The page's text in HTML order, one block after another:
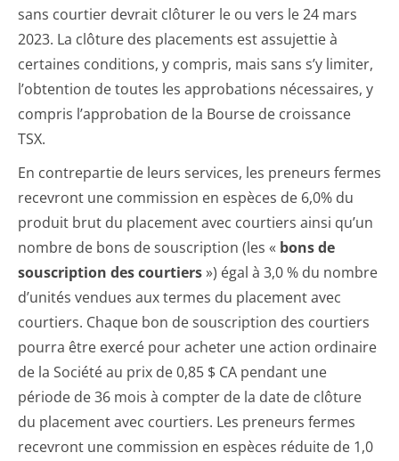
sans courtier devrait clôturer le ou vers le 24 mars
2023. La clôture des placements est assujettie à
certaines conditions, y compris, mais sans s’y limiter,
l’obtention de toutes les approbations nécessaires, y
compris l’approbation de la Bourse de croissance
TSX.
En contrepartie de leurs services, les preneurs fermes
recevront une commission en espèces de 6,0% du
produit brut du placement avec courtiers ainsi qu’un
nombre de bons de souscription (les « bons de
souscription des courtiers») égal à 3,0 % du nombre
d’unités vendues aux termes du placement avec
courtiers. Chaque bon de souscription des courtiers
pourra être exercé pour acheter une action ordinaire
de la Société au prix de 0,85 $ CA pendant une
période de 36 mois à compter de la date de clôture
du placement avec courtiers. Les preneurs fermes
recevront une commission en espèces réduite de 1,0